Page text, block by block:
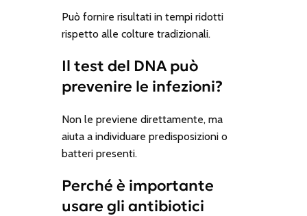
Può fornire risultati in tempi ridotti
rispetto alle colture tradizionali.
Il test del DNA può
prevenire le infezioni?
Non le previene direttamente, ma
aiuta a individuare predisposizioni o
batteri presenti.
Perché è importante
usare gli antibiotici